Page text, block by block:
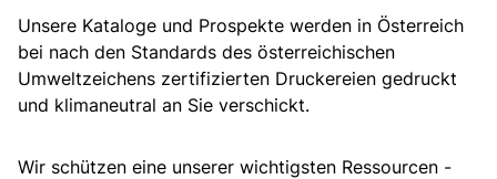
Unsere Kataloge und Prospekte werden in Österreich
bei nach den Standards des österreichischen
Umweltzeichens zertifizierten Druckereien gedruckt
und klimaneutral an Sie verschickt.
Wir schützen eine unserer wichtigsten Ressourcen -